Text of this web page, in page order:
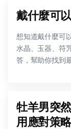
戴什麼可
想知道戴什麼可
水晶、玉器、符
答，幫助你找到
牡羊男突
用應對策略